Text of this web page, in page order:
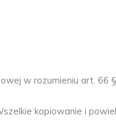
w rozumieniu art. 66
kopiowanie i